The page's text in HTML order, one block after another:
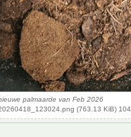
palmaarde van Feb 2026
(763.13 KiB)